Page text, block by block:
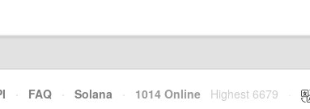
· FAQ · Solana · 1014 Online Highest 6679